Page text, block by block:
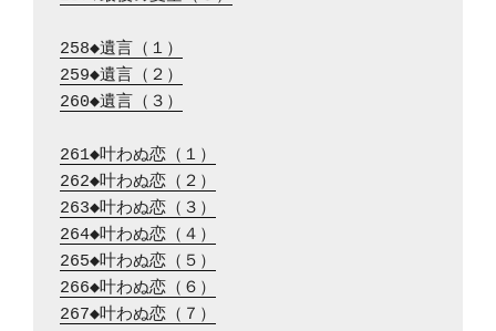
258◆遺言（１）
259◆遺言（２）
260◆遺言（３）
261◆叶わぬ恋（１）
262◆叶わぬ恋（２）
263◆叶わぬ恋（３）
264◆叶わぬ恋（４）
265◆叶わぬ恋（５）
266◆叶わぬ恋（６）
267◆叶わぬ恋（７）